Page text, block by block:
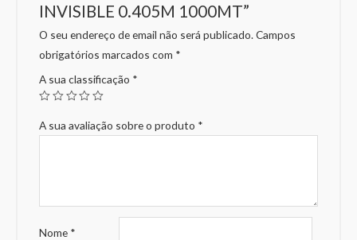
INVISIBLE 0.405M 1000MT”
O seu endereço de email não será publicado. Campos
obrigatórios marcados com *
A sua classificação *
A sua avaliação sobre o produto *
Nome *